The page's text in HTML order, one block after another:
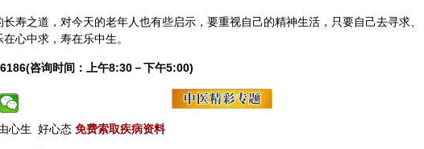
寿之道，对今天的老年人也有些启示，要重视自己的精神生活，只要自己去寻求、
心中求，寿在乐中生。
咨询时间：上午8:30－下午5:00)
心生 好心态 免费索取疾病资料